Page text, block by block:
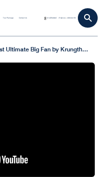
Tour Package Contact Us ดาวน์โหลดแอป เข้าสู่ระบบ | สมัครสมาชิก
The First Ultimate Big Fan by Krungthai-AXA กิจกรรม "One Day Trip in Chachoengsao"